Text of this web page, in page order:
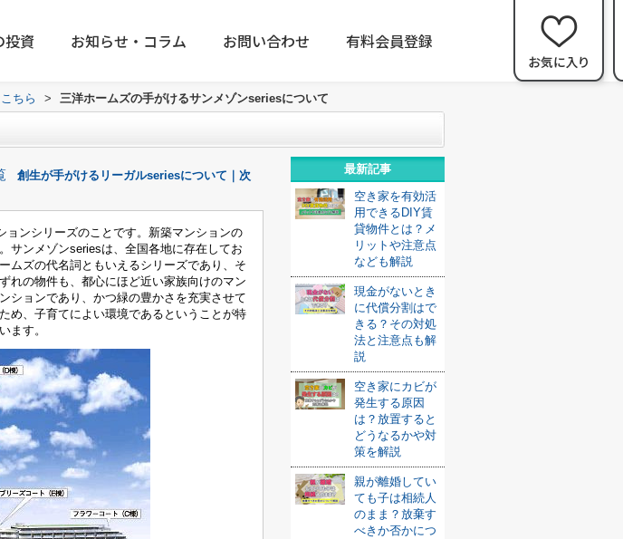
投資 お知らせ・コラム お問い合わせ 有料会員登録
ちら > 三洋ホームズの手がけるサンメゾンseriesについて
創生が手がけるリーガルseriesについて｜次
ンシリーズのことです。新築マンションの
サンメゾンseriesは、全国各地に存在してお
ムズの代名詞ともいえるシリーズであり、そ
れの物件も、都心にほど近い家族向けのマン
ションであり、かつ緑の豊かさを充実させて
め、子育てによい環境であるということが特
ます。
最新記事
空き家を有効活
用できるDIY賃
貸物件とは？メ
リットや注意点
なども解説
現金がないとき
に代償分割はで
きる？その対処
法と注意点も解
説
空き家にカビが
発生する原因
は？放置すると
どうなるかや対
策を解説
親が離婚してい
ても子は相続人
のまま？放棄す
べきか否かにつ